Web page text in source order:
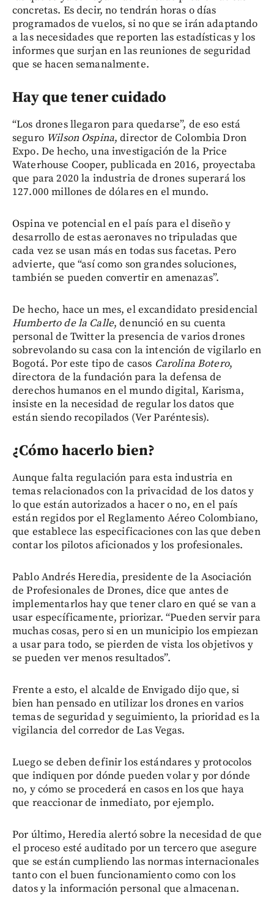
concretas. Es decir, no tendrán horas o días
programados de vuelos, si no que se irán adaptando
a las necesidades que reporten las estadísticas y los
informes que surjan en las reuniones de seguridad
que se hacen semanalmente.
Hay que tener cuidado
“Los drones llegaron para quedarse”, de eso está
seguro Wilson Ospina, director de Colombia Dron
Expo. De hecho, una investigación de la Price
Waterhouse Cooper, publicada en 2016, proyectaba
que para 2020 la industria de drones superará los
127.000 millones de dólares en el mundo.
Ospina ve potencial en el país para el diseño y
desarrollo de estas aeronaves no tripuladas que
cada vez se usan más en todas sus facetas. Pero
advierte, que “así como son grandes soluciones,
también se pueden convertir en amenazas”.
De hecho, hace un mes, el excandidato presidencial
Humberto de la Calle, denunció en su cuenta
personal de Twitter la presencia de varios drones
sobrevolando su casa con la intención de vigilarlo en
Bogotá. Por este tipo de casos Carolina Botero,
directora de la fundación para la defensa de
derechos humanos en el mundo digital, Karisma,
insiste en la necesidad de regular los datos que
están siendo recopilados (Ver Paréntesis).
¿Cómo hacerlo bien?
Aunque falta regulación para esta industria en
temas relacionados con la privacidad de los datos y
lo que están autorizados a hacer o no, en el país
están regidos por el Reglamento Aéreo Colombiano,
que establece las especificaciones con las que deben
contar los pilotos aficionados y los profesionales.
Pablo Andrés Heredia, presidente de la Asociación
de Profesionales de Drones, dice que antes de
implementarlos hay que tener claro en qué se van a
usar específicamente, priorizar. “Pueden servir para
muchas cosas, pero si en un municipio los empiezan
a usar para todo, se pierden de vista los objetivos y
se pueden ver menos resultados”.
Frente a esto, el alcalde de Envigado dijo que, si
bien han pensado en utilizar los drones en varios
temas de seguridad y seguimiento, la prioridad es la
vigilancia del corredor de Las Vegas.
Luego se deben definir los estándares y protocolos
que indiquen por dónde pueden volar y por dónde
no, y cómo se procederá en casos en los que haya
que reaccionar de inmediato, por ejemplo.
Por último, Heredia alertó sobre la necesidad de que
el proceso esté auditado por un tercero que asegure
que se están cumpliendo las normas internacionales
tanto con el buen funcionamiento como con los
datos y la información personal que almacenan.